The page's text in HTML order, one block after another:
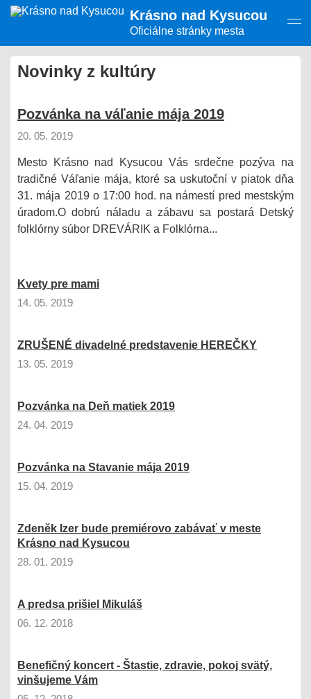
Presunúť
na
Krásno nad Kysucou
Oficiálne stránky mesta
Novinky z kultúry
Pozvánka na váľanie mája 2019
20. 05. 2019
Mesto Krásno nad Kysucou Vás srdečne pozýva na
tradičné Váľanie mája, ktoré sa uskutoční v piatok dňa
31. mája 2019 o 17:00 hod. na námestí pred mestským
úradom.O dobrú náladu a zábavu sa postará Detský
folklórny súbor DREVÁRIK a Folklórna...
Kvety pre mami
14. 05. 2019
ZRUŠENÉ divadelné predstavenie HEREČKY
13. 05. 2019
Pozvánka na Deň matiek 2019
24. 04. 2019
Pozvánka na Stavanie mája 2019
15. 04. 2019
Zdeněk Izer bude premiérovo zabávať v meste
Krásno nad Kysucou
28. 01. 2019
A predsa prišiel Mikuláš
06. 12. 2018
Benefičný koncert - Štastie, zdravie, pokoj svätý,
vinšujeme Vám